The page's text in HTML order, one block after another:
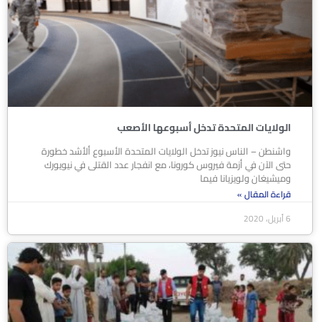
الولايات المتحدة تدخل أسبوعها الأصعب
واشنطن – الناس نيوز تدخل الولايات المتحدة الأسبوع ألأشد خطورة
حتى الآن في أزمة فيروس كورونا، مع انفجار عدد القتلى في نيويورك
وميشيغان ولويزيانا فيما
قراءة المقال »
6 أبريل، 2020